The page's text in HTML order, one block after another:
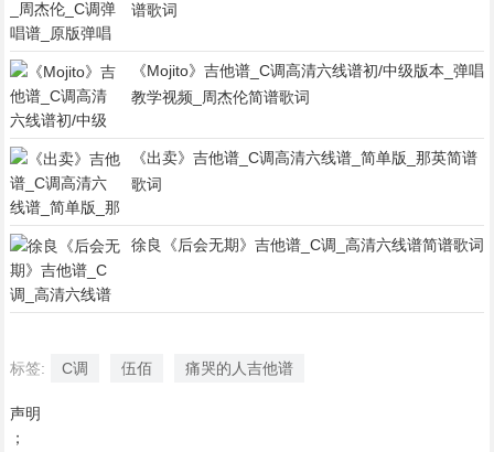
谱歌词
《Mojito》吉他谱_C调高清六线谱初/中级版本_弹唱
教学视频_周杰伦简谱歌词
《出卖》吉他谱_C调高清六线谱_简单版_那英简谱
歌词
徐良《后会无期》吉他谱_C调_高清六线谱简谱歌词
标签: C调 伍佰 痛哭的人吉他谱
声明
；